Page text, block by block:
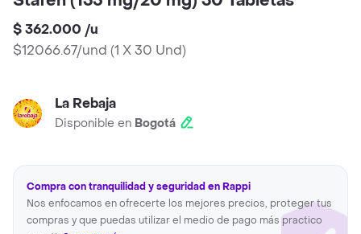
$ 362.000 /u
$12066.67/und (1 X 30 Und)
La Rebaja
Disponible en Bogotá
Compra con tranquilidad y seguridad en Rappi
Nos enfocamos en ofrecerte los mejores precios, proteger tus
compras y que puedas utilizar el medio de pago más practico